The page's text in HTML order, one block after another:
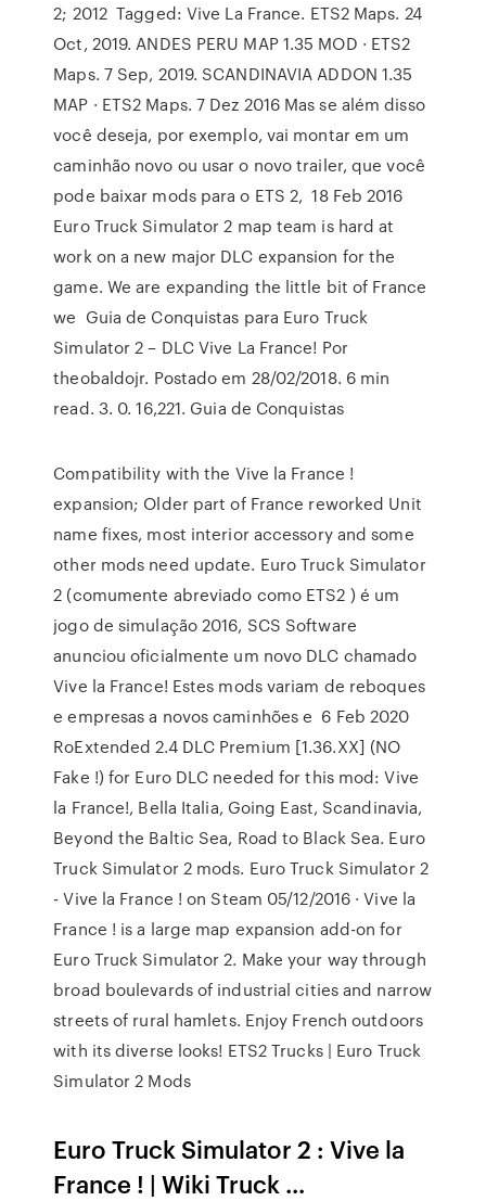
2; 2012 Tagged: Vive La France. ETS2 Maps. 24
Oct, 2019. ANDES PERU MAP 1.35 MOD · ETS2
Maps. 7 Sep, 2019. SCANDINAVIA ADDON 1.35
MAP · ETS2 Maps. 7 Dez 2016 Mas se além disso
você deseja, por exemplo, vai montar em um
caminhão novo ou usar o novo trailer, que você
pode baixar mods para o ETS 2, 18 Feb 2016
Euro Truck Simulator 2 map team is hard at
work on a new major DLC expansion for the
game. We are expanding the little bit of France
we Guia de Conquistas para Euro Truck
Simulator 2 – DLC Vive La France! Por
theobaldojr. Postado em 28/02/2018. 6 min
read. 3. 0. 16,221. Guia de Conquistas
Compatibility with the Vive la France !
expansion; Older part of France reworked Unit
name fixes, most interior accessory and some
other mods need update. Euro Truck Simulator
2 (comumente abreviado como ETS2 ) é um
jogo de simulação 2016, SCS Software
anunciou oficialmente um novo DLC chamado
Vive la France! Estes mods variam de reboques
e empresas a novos caminhões e 6 Feb 2020
RoExtended 2.4 DLC Premium [1.36.XX] (NO
Fake !) for Euro DLC needed for this mod: Vive
la France!, Bella Italia, Going East, Scandinavia,
Beyond the Baltic Sea, Road to Black Sea. Euro
Truck Simulator 2 mods. Euro Truck Simulator 2
- Vive la France ! on Steam 05/12/2016 · Vive la
France ! is a large map expansion add-on for
Euro Truck Simulator 2. Make your way through
broad boulevards of industrial cities and narrow
streets of rural hamlets. Enjoy French outdoors
with its diverse looks! ETS2 Trucks | Euro Truck
Simulator 2 Mods
Euro Truck Simulator 2 : Vive la
France ! | Wiki Truck ...